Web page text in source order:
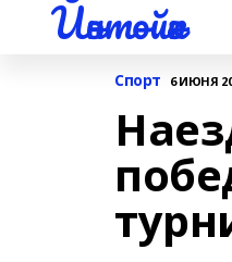
Йәнтөйәк
Спорт 6 ИЮНЯ